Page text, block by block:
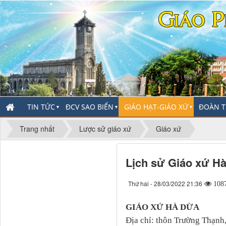
TIN TỨC ▼ ĐCV SAO BIỂN ▼ GIÁO HẠT-GIÁO XỨ▼ ĐOÀN
Trang nhất Lược sử giáo xứ Giáo xứ
Lịch sử Giáo xứ
Thứ hai - 28/03/2022 21:36
GIÁO XỨ HÀ DỪA
Địa chỉ: thôn Trường